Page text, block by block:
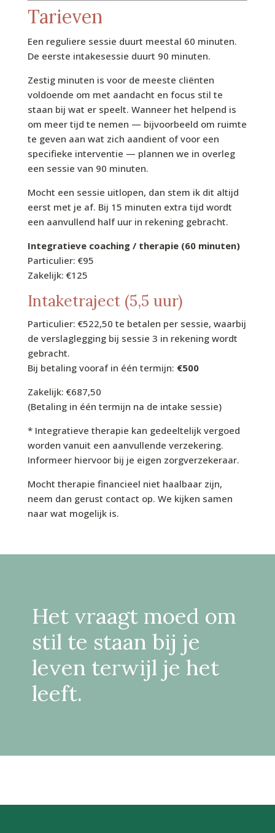
Tarieven
Een reguliere sessie duurt meestal 60 minuten.
De eerste intake­sessie duurt 90 minuten.
Zestig minuten is voor de meeste cliënten
voldoende om met aandacht en focus stil te
staan bij wat er speelt. Wanneer het helpend is
om meer tijd te nemen — bijvoorbeeld om ruimte
te geven aan wat zich aandient of voor een
specifieke interventie — plannen we in overleg
een sessie van 90 minuten.
Mocht een sessie uitlopen, dan stem ik dit altijd
eerst met je af. Bij 15 minuten extra tijd wordt
een aanvullend half uur in rekening gebracht.
Integratieve coaching / therapie (60 minuten)
Particulier: €95
Zakelijk: €125
Intaketraject (5,5 uur)
Particulier: €522,50 te betalen per sessie, waarbij
de verslaglegging bij sessie 3 in rekening wordt
gebracht.
Bij betaling vooraf in één termijn: €500
Zakelijk: €687,50
(Betaling in één termijn na de intake sessie)
* Integratieve therapie kan gedeeltelijk vergoed
worden vanuit een aanvullende verzekering.
Informeer hiervoor bij je eigen zorgverzekeraar.
Mocht therapie financieel niet haalbaar zijn,
neem dan gerust contact op. We kijken samen
naar wat mogelijk is.
Het vraagt moed om
stil te staan bij je
leven terwijl je het
leeft.